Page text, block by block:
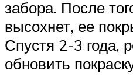
забора. После
высохнет, ее
Спустя 2-3 года,
обновить